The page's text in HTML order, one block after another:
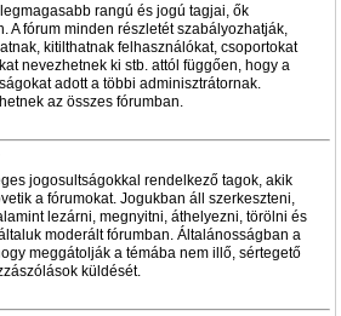
rangú és jogú tagjai, ők
A fórum minden részletét szabályozhatják,
kitilthatnak felhasználókat, csoportokat
nevezhetnek ki stb. attól függően, hogy a
adott a többi adminisztrátornak.
az összes fórumban.
jogosultságokkal rendelkező tagok, akik
a fórumokat. Jogukban áll szerkeszteni,
lezárni, megnyitni, áthelyezni, törölni és
moderált fórumban. Általánosságban a
meggátolják a témába nem illő, sértegető
küldését.